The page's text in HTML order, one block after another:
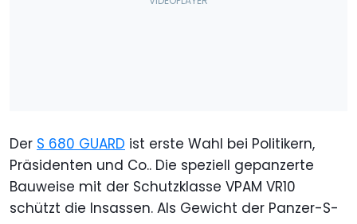
Der S 680 GUARD ist erste Wahl bei Politikern,
Präsidenten und Co.. Die speziell gepanzerte
Bauweise mit der Schutzklasse VPAM VR10
schützt die Insassen. Als Gewicht der Panzer-S-